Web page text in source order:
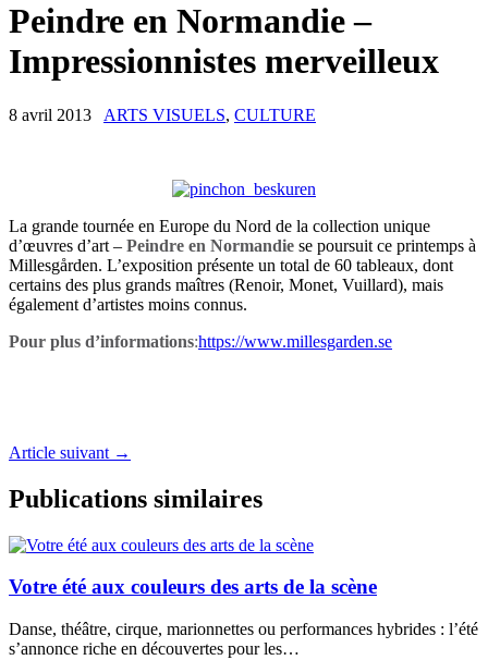
Peindre en Normandie –
Impressionnistes merveilleux
8 avril 2013 ARTS VISUELS, CULTURE
La grande tournée en Europe du Nord de la collection unique
d’œuvres d’art – Peindre en Normandie se poursuit ce printemps à
Millesgården. L’exposition présente un total de 60 tableaux, dont
certains des plus grands maîtres (Renoir, Monet, Vuillard), mais
également d’artistes moins connus.
Pour plus d’informations:https://www.millesgarden.se
Article suivant →
Publications similaires
Votre été aux couleurs des arts de la scène
Danse, théâtre, cirque, marionnettes ou performances hybrides : l’été
s’annonce riche en découvertes pour les…